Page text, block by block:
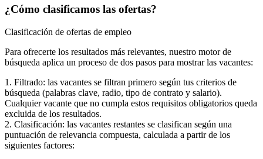
¿Cómo clasificamos las ofertas?
Clasificación de ofertas de empleo
Para ofrecerte los resultados más relevantes, nuestro motor de
búsqueda aplica un proceso de dos pasos para mostrar las vacantes:
1. Filtrado: las vacantes se filtran primero según tus criterios de
búsqueda (palabras clave, radio, tipo de contrato y salario).
Cualquier vacante que no cumpla estos requisitos obligatorios queda
excluida de los resultados.
2. Clasificación: las vacantes restantes se clasifican según una
puntuación de relevancia compuesta, calculada a partir de los
siguientes factores: